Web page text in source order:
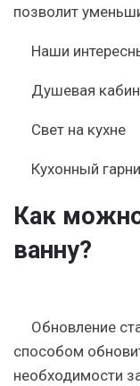
позволит
Наши
Душевая
Свет на кухне
Кухонный
Как
ванну?
Обновление
способом
необходимости